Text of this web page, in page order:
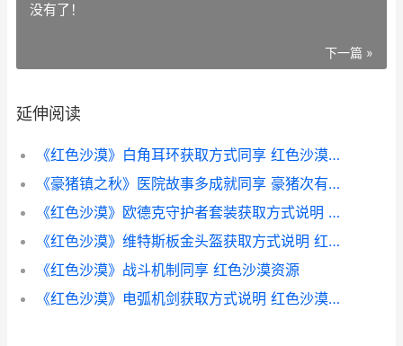
没有了！
下一篇 »
延伸阅读
《红色沙漠》白角耳环获取方式同享 红色沙漠白金奖杯
《豪猪镇之秋》医院故事多成就同享 豪猪次有什么用
《红色沙漠》欧德克守护者套装获取方式说明 红色沙漠分析
《红色沙漠》维特斯板金头盔获取方式说明 红色 沙漠
《红色沙漠》战斗机制同享 红色沙漠资源
《红色沙漠》电弧机剑获取方式说明 红色沙漠电脑配置